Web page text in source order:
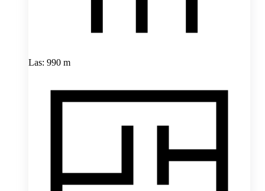
Las: 990 m